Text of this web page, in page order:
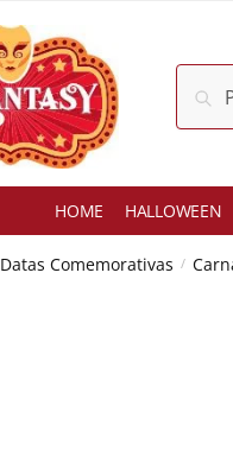
por:
HOME HALLOWEEN
Datas Comemorativas /